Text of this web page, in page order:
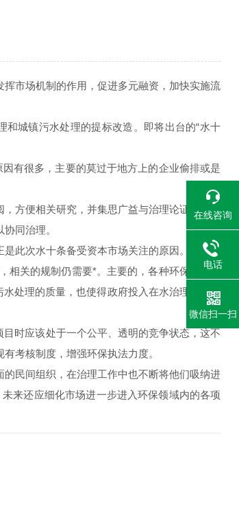
市场机制的作用，促进多元融资，加快实施流
和城镇污水处理的提标改造。即将出台的“水十
有很多，主要的莫过于地方上的企业偷排或是
方便相关研究，并集思广益与治理论证。在建
协同治理。
此次水十条备受资本市场关注的原因。水污染
相关的规制仍需要*。主要的，各种环保公司竞
处理的质量，也使得政府投入在水治理方面的
时应该处于一个公平、透明的竞争状态，这不
考核制度，增强环保执法力度。
民间组织，在治理工作中也不断将他们吸纳进
来还应细化市场进一步进入环保领域内的各项
在线咨询
电话
微信扫一扫